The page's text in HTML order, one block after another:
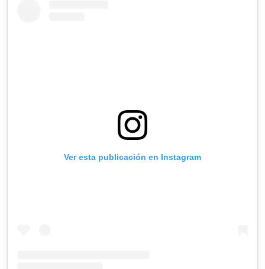
Ver esta publicación en Instagram